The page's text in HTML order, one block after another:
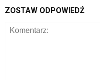
ZOSTAW ODPOWIEDŹ